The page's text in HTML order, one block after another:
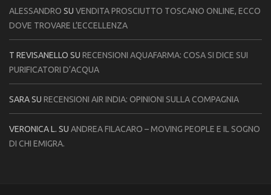
ALESSANDRO SU VENDITA PROSCIUTTO TOSCANO ONLINE, ECCO
DOVE TROVARE L’ECCELLENZA
T REVISANELLO SU RECENSIONI AQUAFARMA: COSA SI DICE SUI
PURIFICATORI D’ACQUA
SARASU RECENSIONI AIR INDIA: OPINIONI SULLA COMPAGNIA
VERONICA L. SU ANDREA FILACARO – MOVING PEOPLE E IL SOGNO
DI CHI EMIGRA.